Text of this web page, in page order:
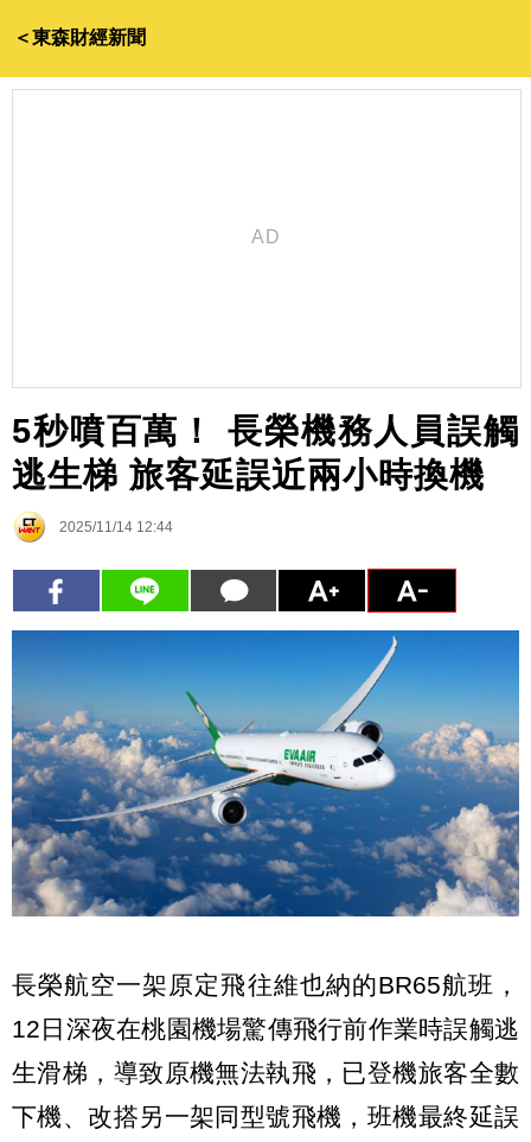
＜東森財經新聞
5秒噴百萬！ 長榮機務人員誤觸
逃生梯 旅客延誤近兩小時換機
2025/11/14 12:44
長榮航空一架原定飛往維也納的BR65航班，
12日深夜在桃園機場驚傳飛行前作業時誤觸逃
生滑梯，導致原機無法執飛，已登機旅客全數
下機、改搭另一架同型號飛機，班機最終延誤